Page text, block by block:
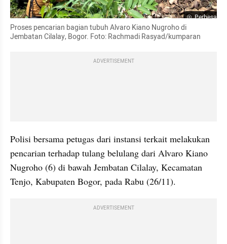
Perbesar
Proses pencarian bagian tubuh Alvaro Kiano Nugroho di
Jembatan Cilalay, Bogor. Foto: Rachmadi Rasyad/kumparan
ADVERTISEMENT
Polisi bersama petugas dari instansi terkait melakukan
pencarian terhadap tulang belulang dari Alvaro Kiano
Nugroho (6) di bawah Jembatan Cilalay, Kecamatan
Tenjo, Kabupaten Bogor, pada Rabu (26/11).
ADVERTISEMENT